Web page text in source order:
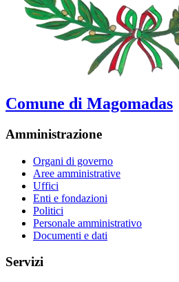
Comune di Magomadas
Amministrazione
Organi di governo
Aree amministrative
Uffici
Enti e fondazioni
Politici
Personale amministrativo
Documenti e dati
Servizi